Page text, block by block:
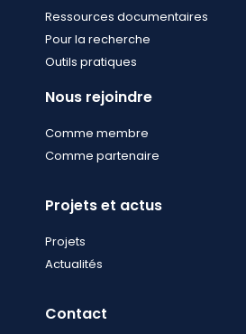
Ressources documentaires
Pour la recherche
Outils pratiques
Nous rejoindre
Comme membre
Comme partenaire
Projets et actus
Projets
Actualités
Contact